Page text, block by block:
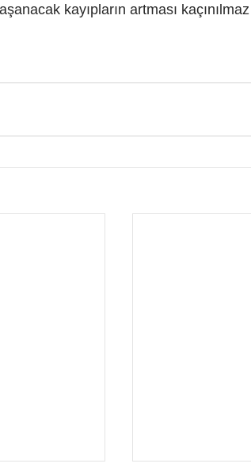
kayıpların artması kaçınılmaz